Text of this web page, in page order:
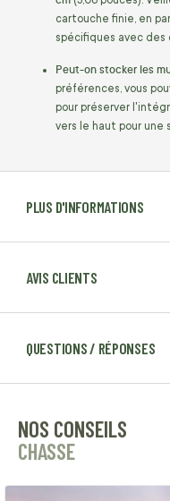
PLUS D'INFORMATIONS
AVIS CLIENTS
QUESTIONS / RÉPONSES
cartouche finie, en
spécifiques avec des
Peut-on stocker les
préférences, vous
pour préserver
vers le haut pour une
NOS CONSEILS
CHASSE